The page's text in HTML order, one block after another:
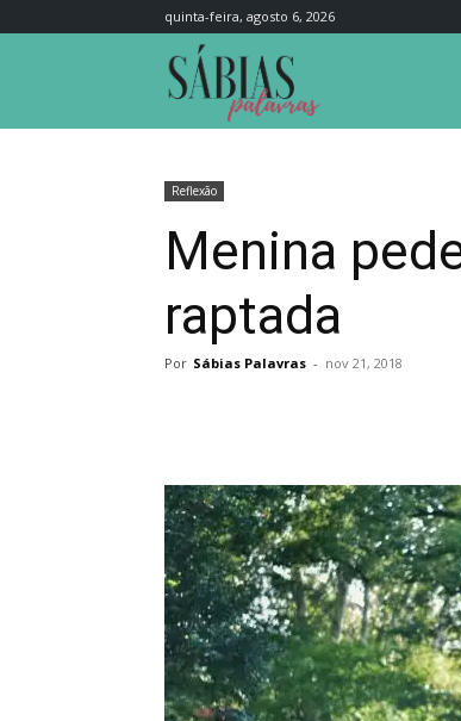
quinta-feira, agosto 6, 2026
Reflexão
Menina
raptada
Por Sábias Palavras - nov 21, 2018